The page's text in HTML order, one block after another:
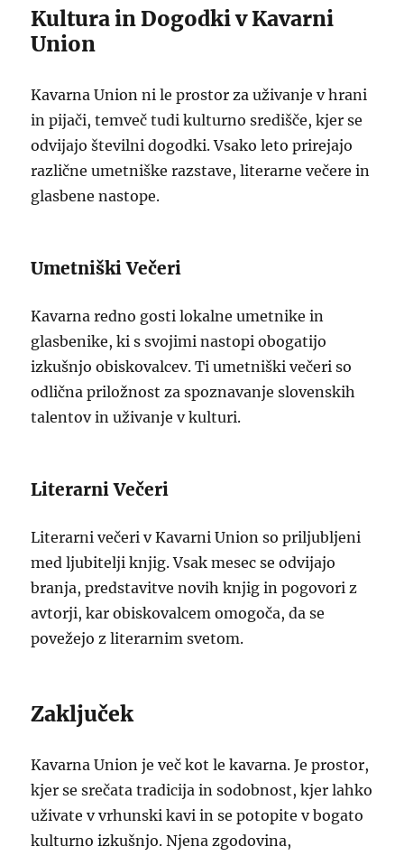
Kultura in Dogodki v Kavarni
Union
Kavarna Union ni le prostor za uživanje v hrani
in pijači, temveč tudi kulturno središče, kjer se
odvijajo številni dogodki. Vsako leto prirejajo
različne umetniške razstave, literarne večere in
glasbene nastope.
Umetniški Večeri
Kavarna redno gosti lokalne umetnike in
glasbenike, ki s svojimi nastopi obogatijo
izkušnjo obiskovalcev. Ti umetniški večeri so
odlična priložnost za spoznavanje slovenskih
talentov in uživanje v kulturi.
Literarni Večeri
Literarni večeri v Kavarni Union so priljubljeni
med ljubitelji knjig. Vsak mesec se odvijajo
branja, predstavitve novih knjig in pogovori z
avtorji, kar obiskovalcem omogoča, da se
povežejo z literarnim svetom.
Zaključek
Kavarna Union je več kot le kavarna. Je prostor,
kjer se srečata tradicija in sodobnost, kjer lahko
uživate v vrhunski kavi in se potopite v bogato
kulturno izkušnjo. Njena zgodovina,